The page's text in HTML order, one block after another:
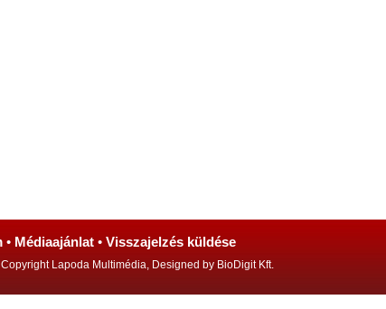
• Médiaajánlat • Visszajelzés küldése
Lapoda Multimédia, Designed by BioDigit Kft.